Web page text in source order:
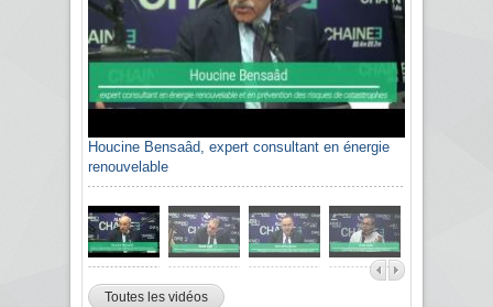
Houcine Bensaâd, expert consultant en énergie
renouvelable
Toutes les vidéos